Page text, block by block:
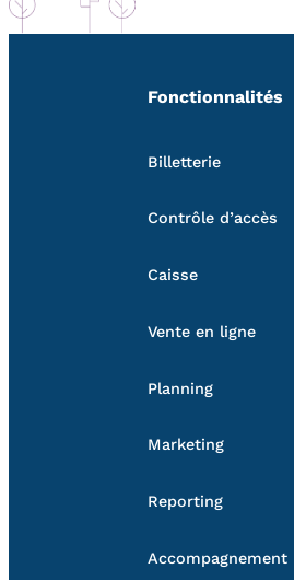
Fonctionnalités
Billetterie
Contrôle d’accès
Caisse
Vente en ligne
Planning
Marketing
Reporting
Accompagnement